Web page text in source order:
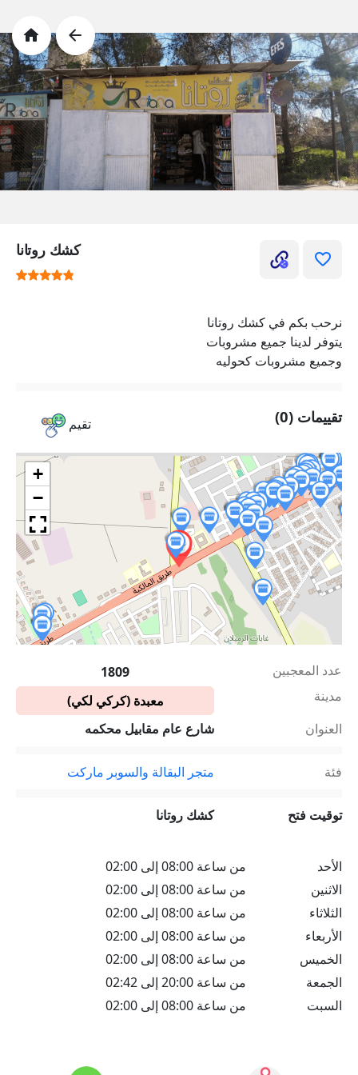
كشك روتانا
نرحب بكم في كشك روتانا
يتوفر لدينا جميع مشروبات
وجميع مشروبات كحوليه
تقيم تقييمات (0)
+
−
عدد المعجبين
1809
مدينة
معبدة (كركي لكي)
العنوان
شارع عام مقابيل محكمه
فئة متجر البقالة والسوبر ماركت
توقيت فتح كشك روتانا
الأحد
من ساعة 08:00 إلى 02:00
الاثنين
من ساعة 08:00 إلى 02:00
الثلاثاء
من ساعة 08:00 إلى 02:00
الأربعاء
من ساعة 08:00 إلى 02:00
الخميس
من ساعة 08:00 إلى 02:00
الجمعة
من ساعة 20:00 إلى 02:42
السبت
من ساعة 08:00 إلى 02:00